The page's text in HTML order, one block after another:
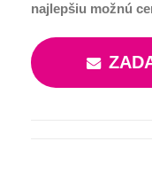
najlepšiu možnú